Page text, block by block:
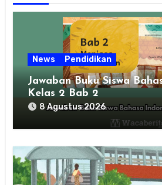
News Pendidikan
Jawaban Buku Siswa
Kelas 2 Bab 2
8 Agustus 2026